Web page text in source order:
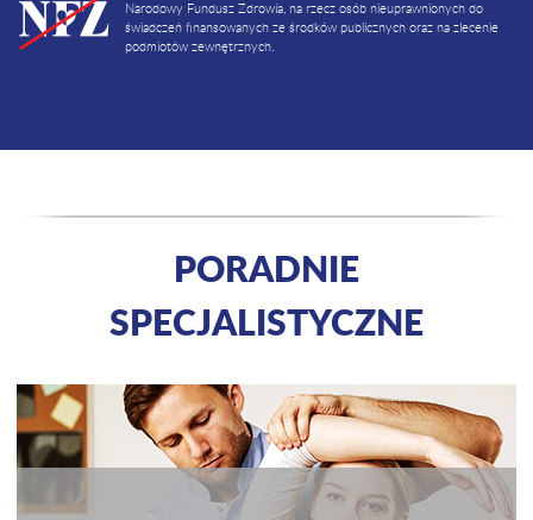
Narodowy Fundusz Zdrowia, na rzecz osób nieuprawnionych do
świadczeń finansowanych ze środków publicznych oraz na zlecenie
podmiotów zewnętrznych.
PORADNIE
SPECJALISTYCZNE